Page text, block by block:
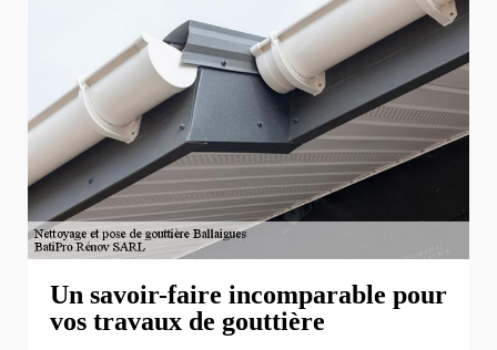
Un savoir-faire incomparable pour
vos travaux de gouttière